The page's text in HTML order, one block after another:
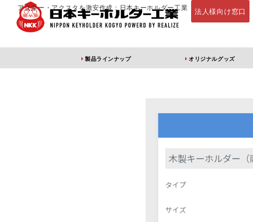
アクキー・アクスタを激安作成：日本キーホルダー工業 法人様向け窓口
製品ラインナップ オリジナルグッズ
アクリルキーホルダー
木製キーホルダー（
タイプ
サイズ